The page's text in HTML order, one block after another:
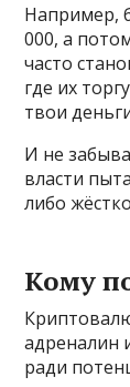
Например,
000, а
часто
где их
твои
И не
власти
либо
Кому
адреналин
ради